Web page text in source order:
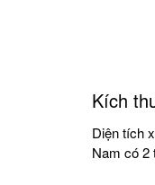
Kích
Diện tích
Nam có 2